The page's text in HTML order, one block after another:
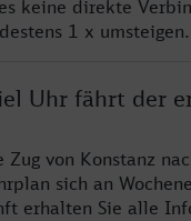
keine direkte
1 x umsteigen.
Uhr fährt der
Zug von Konstanz
sich an
erhalten Sie alle